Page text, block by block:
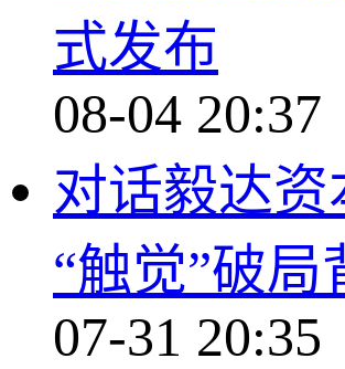
式发布
08-04 20:37
对话毅达
“触觉”破
07-31 20:35